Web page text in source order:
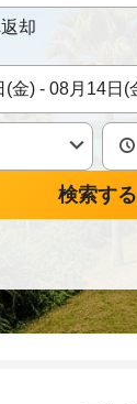
却
検索する